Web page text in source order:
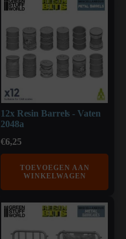
12x Resin Barrels - Vaten
2048a
€6,25
TOEVOEGEN AAN
WINKELWAGEN